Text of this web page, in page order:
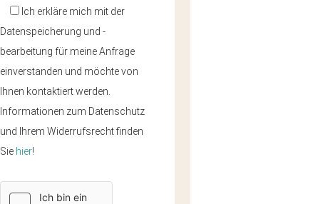
Ich erkläre mich mit der
Datenspeicherung und -
bearbeitung für meine Anfrage
einverstanden und möchte von
Ihnen kontaktiert werden.
Informationen zum Datenschutz
und Ihrem Widerrufsrecht finden
Sie hier!